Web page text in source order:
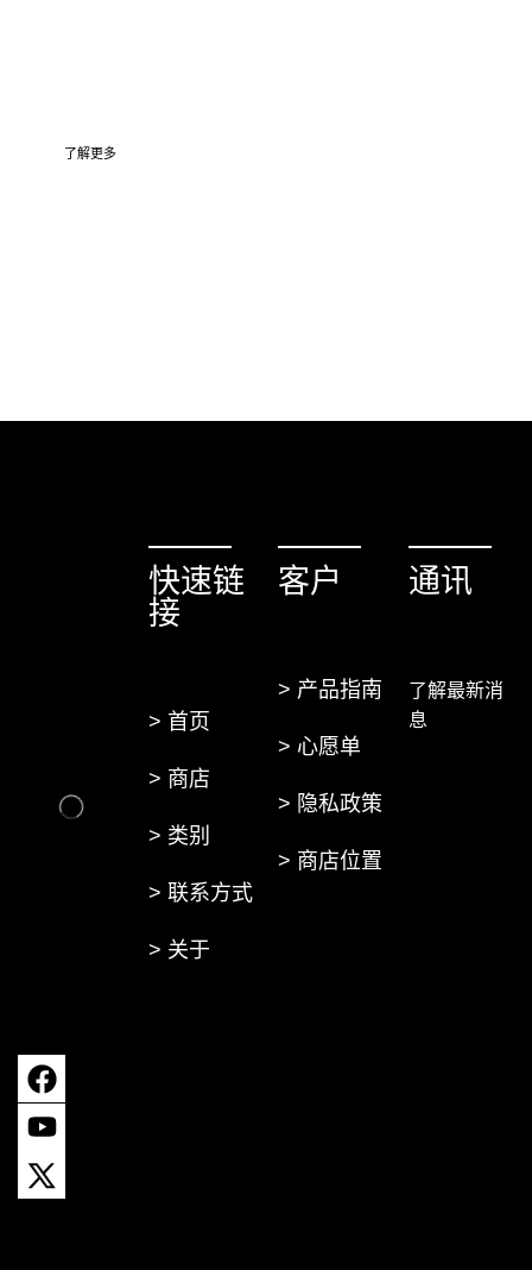
了解更多
快速链
接
> 首页
> 商店
> 类别
> 联系方式
> 关于
客户
> 产品指南
> 心愿单
> 隐私政策
> 商店位置
通讯
了解最新消
息